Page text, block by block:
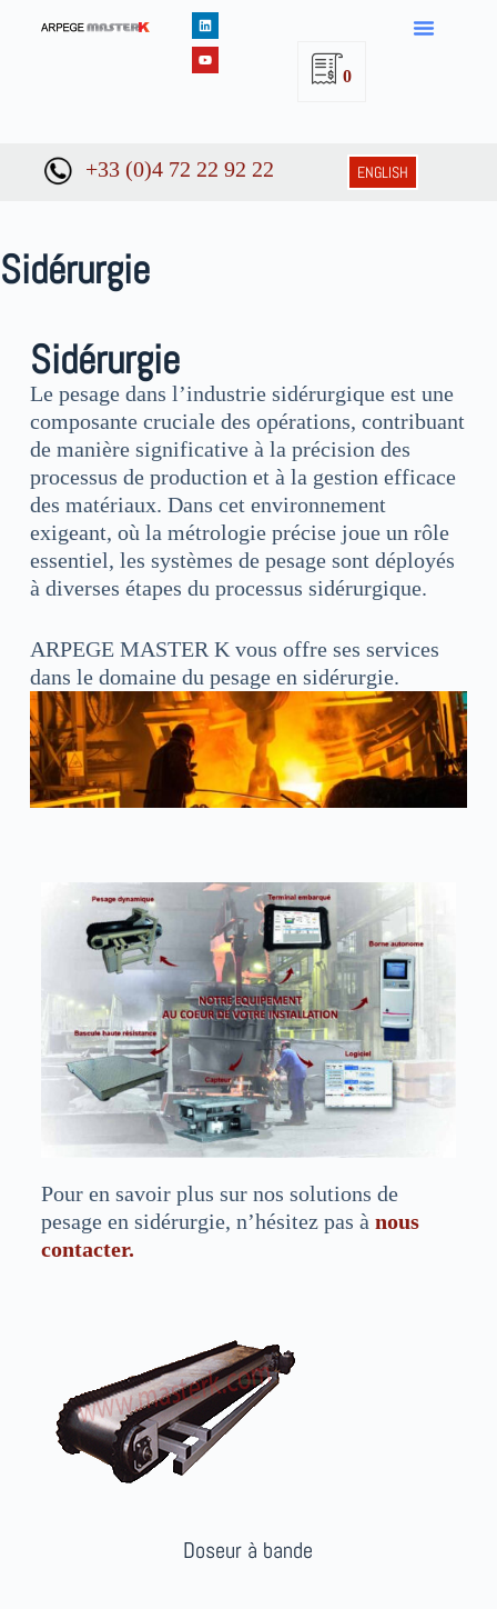
0
+33 (0)4 72 22 92 22 ENGLISH
Sidérurgie
Sidérurgie
Le pesage dans l’industrie sidérurgique est une
composante cruciale des opérations, contribuant
de manière significative à la précision des
processus de production et à la gestion efficace
des matériaux. Dans cet environnement
exigeant, où la métrologie précise joue un rôle
essentiel, les systèmes de pesage sont déployés
à diverses étapes du processus sidérurgique.
ARPEGE MASTER K vous offre ses services
dans le domaine du pesage en sidérurgie.
Pour en savoir plus sur nos solutions de
pesage en sidérurgie, n’hésitez pas à nous
contacter.
Doseur à bande